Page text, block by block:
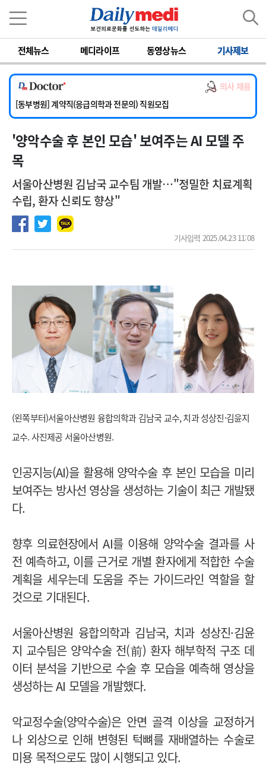
전체뉴스 메디라이프 동영상뉴스 기사제보
의사 채용
[서울아산병원] 2026년 하반기 인턴 모집
[영남대학교의료원] 마취통증의학과 임기제 임상의사 채용
[충남대학교병원] 소아청소년과(소아응급전담) 계약직 의사 공개채용
[동부병원] 계약직(응급의학과 전문의) 직원모집
[이대목동병원] 하반기 전공의(레지던트1년차) 모집
[서울아산병원] 2026년 하반기 인턴 모집
[영남대학교의료원] 마취통증의학과 임기제 임상의사 채용
'양악수술 후 본인 모습' 보여주는 AI 모델 주
목
서울아산병원 김남국 교수팀 개발…"정밀한 치료계획
수립, 환자 신뢰도 향상"
기사입력 2025.04.23 11:08
(왼쪽부터)서울아산병원 융합의학과 김남국 교수, 치과 성상진·김윤지
교수. 사진제공 서울아산병원.
인공지능(AI)을 활용해 양악수술 후 본인 모습을 미리
보여주는 방사선 영상을 생성하는 기술이 최근 개발됐
다.
향후 의료현장에서 AI를 이용해 양악수술 결과를 사
전 예측하고, 이를 근거로 개별 환자에게 적합한 수술
계획을 세우는데 도움을 주는 가이드라인 역할을 할
것으로 기대된다.
서울아산병원 융합의학과 김남국, 치과 성상진·김윤
지 교수팀은 양악수술 전(前) 환자 해부학적 구조 데
이터 분석을 기반으로 수술 후 모습을 예측해 영상을
생성하는 AI 모델을 개발했다.
악교정수술(양악수술)은 안면 골격 이상을 교정하거
나 외상으로 인해 변형된 턱뼈를 재배열하는 수술로
미용 목적으로도 많이 시행되고 있다.